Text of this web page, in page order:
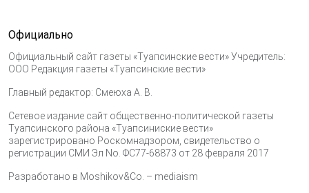
Официально
Официальный сайт газеты «Туапсинские вести» Учредитель:
ООО Редакция газеты «Туапсинские вести»
Главный редактор: Смеюха А. В.
Сетевое издание сайт общественно-политической газеты
Туапсинского района «Туапсиниские вести»
зарегистрировано Роскомнадзором, свидетельство о
регистрации СМИ Эл No. ФС77-68873 от 28 февраля 2017
Разработано в Moshikov&Co. – mediaism